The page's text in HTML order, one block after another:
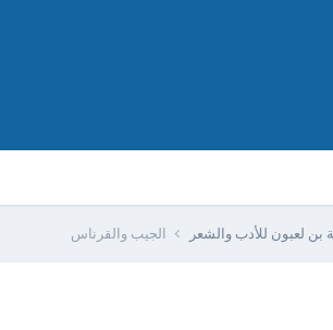
بن لعبون للأدب والشعر الجيب والقرناس